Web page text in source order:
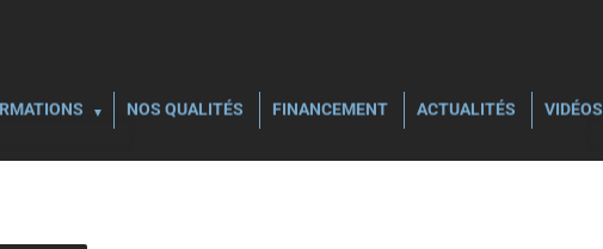
NOS QUALITÉS FINANCEMENT ACTUALITÉS VIDÉOS